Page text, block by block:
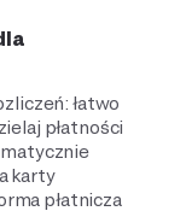
łatwo
płatności
karty
płatnicza